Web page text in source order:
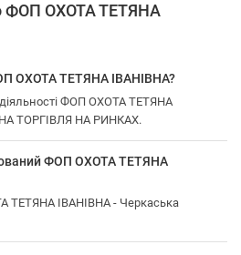
ФОП ОХОТА ТЕТЯНА
ОХОТА ТЕТЯНА ІВАНІВНА?
ФОП ОХОТА ТЕТЯНА
ТОРГІВЛЯ НА РИНКАХ.
ФОП ОХОТА ТЕТЯНА
ТЕТЯНА ІВАНІВНА - Черкаська